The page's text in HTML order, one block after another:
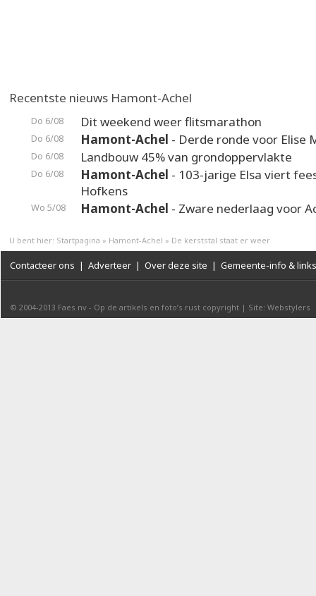
Recentste nieuws Hamont-Achel
Do 6/08 Dit weekend weer flitsmarathon
Do 6/08 Hamont-Achel - Derde ronde voor Elise
Do 6/08 Landbouw 45% van grondoppervlakte
Do 6/08 Hamont-Achel - 103-jarige Elsa viert
Hofkens
Wo 5/08 Hamont-Achel - Zware nederlaag voor
U bent hier: Startpagina » Hamont-Achel » De kerststal staat er weer
Contacteer ons | Adverteer | Over deze site | Gemeente-info & links
© 2004-2013 Faes nv - Op de artikels en foto’s rust copyright | Site: Webstylers